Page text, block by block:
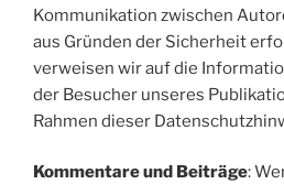
Kommunikation zwischen
aus Gründen der Sicherheit
verweisen wir auf die
der Besucher unseres
Rahmen dieser
Kommentare und Beiträge: